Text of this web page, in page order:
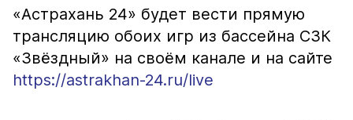
«Астрахань 24» будет вести прямую
трансляцию обоих игр из бассейна СЗК
«Звёздный» на своём канале и на сайте
https://astrakhan-24.ru/live